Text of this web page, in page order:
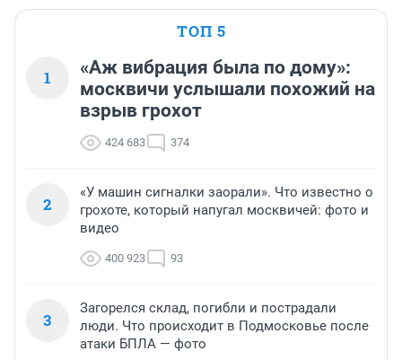
ТОП 5
1
«Аж вибрация была по дому»:
москвичи услышали похожий на
взрыв грохот
424 683 374
2
«У машин сигналки заорали». Что известно о
грохоте, который напугал москвичей: фото и
видео
400 923 93
3
Загорелся склад, погибли и пострадали
люди. Что происходит в Подмосковье после
атаки БПЛА — фото